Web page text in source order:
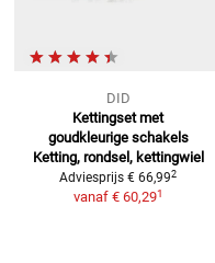
DID
Kettingset met
goudkleurige schakels
Ketting, rondsel, kettingwiel
Adviesprijs € 66,992
vanaf € 60,291